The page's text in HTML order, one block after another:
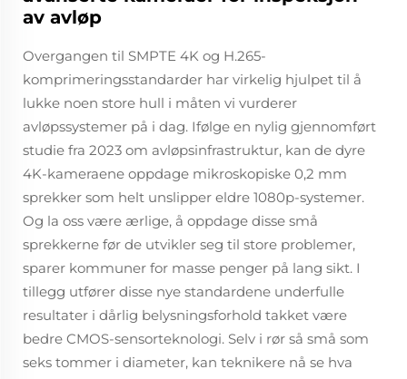
av avløp
Overgangen til SMPTE 4K og H.265-
komprimeringsstandarder har virkelig hjulpet til å
lukke noen store hull i måten vi vurderer
avløpssystemer på i dag. Ifølge en nylig gjennomført
studie fra 2023 om avløpsinfrastruktur, kan de dyre
4K-kameraene oppdage mikroskopiske 0,2 mm
sprekker som helt unslipper eldre 1080p-systemer.
Og la oss være ærlige, å oppdage disse små
sprekkerne før de utvikler seg til store problemer,
sparer kommuner for masse penger på lang sikt. I
tillegg utfører disse nye standardene underfulle
resultater i dårlig belysningsforhold takket være
bedre CMOS-sensorteknologi. Selv i rør så små som
seks tommer i diameter, kan teknikere nå se hva